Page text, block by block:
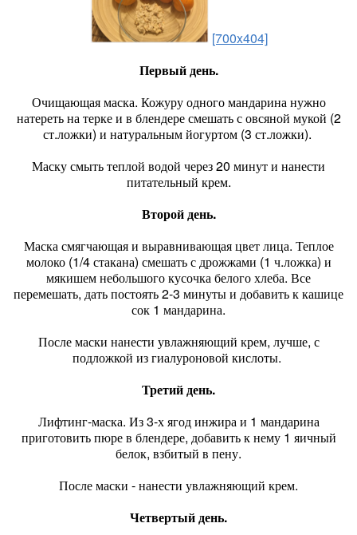
[700x404]
Первый день.
Очищающая маска. Кожуру одного мандарина нужно
натереть на терке и в блендере смешать с овсяной мукой (2
ст.ложки) и натуральным йогуртом (3 ст.ложки).
Маску смыть теплой водой через 20 минут и нанести
питательный крем.
Второй день.
Маска смягчающая и выравнивающая цвет лица. Теплое
молоко (1/4 стакана) смешать с дрожжами (1 ч.ложка) и
мякишем небольшого кусочка белого хлеба. Все
перемешать, дать постоять 2-3 минуты и добавить к кашице
сок 1 мандарина.
После маски нанести увлажняющий крем, лучше, с
подложкой из гиалуроновой кислоты.
Третий день.
Лифтинг-маска. Из 3-х ягод инжира и 1 мандарина
приготовить пюре в блендере, добавить к нему 1 яичный
белок, взбитый в пену.
После маски - нанести увлажняющий крем.
Четвертый день.